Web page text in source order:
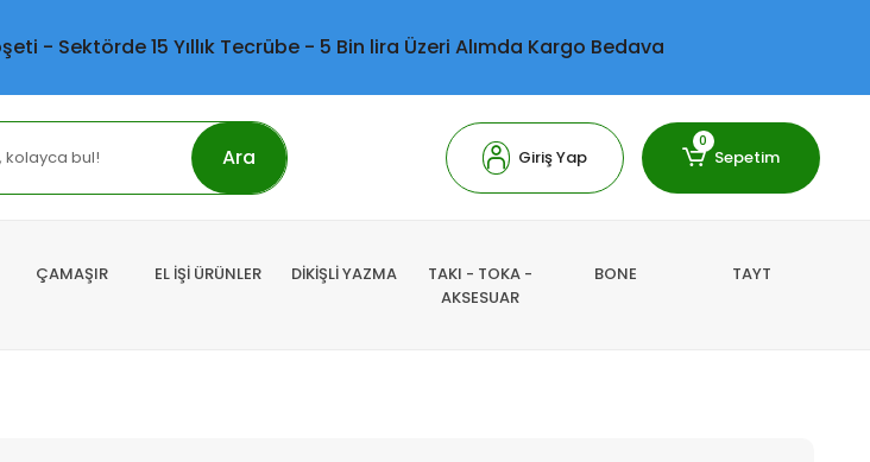
- Sektörde 15 Yıllık Tecrübe - 5 Bin lira Üzeri Alımda Kargo Bedava
Ara Giriş Yap
0
Sepetim
ÇAMAŞIR EL İŞİ ÜRÜNLER DİKİŞLİ YAZMA
TAKI - TOKA -
AKSESUAR
BONE TAYT